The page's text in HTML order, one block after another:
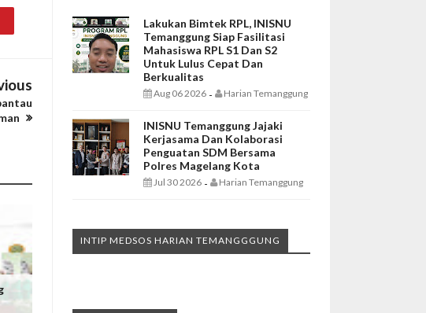
Lakukan Bimtek RPL, INISNU
Temanggung Siap Fasilitasi
Mahasiswa RPL S1 Dan S2
Untuk Lulus Cepat Dan
Berkualitas
Aug 06 2026 - Harian Temanggung
INISNU Temanggung Jajaki
Kerjasama Dan Kolaborasi
Penguatan SDM Bersama
Polres Magelang Kota
Jul 30 2026 - Harian Temanggung
INTIP MEDSOS HARIAN TEMANGGGUNG